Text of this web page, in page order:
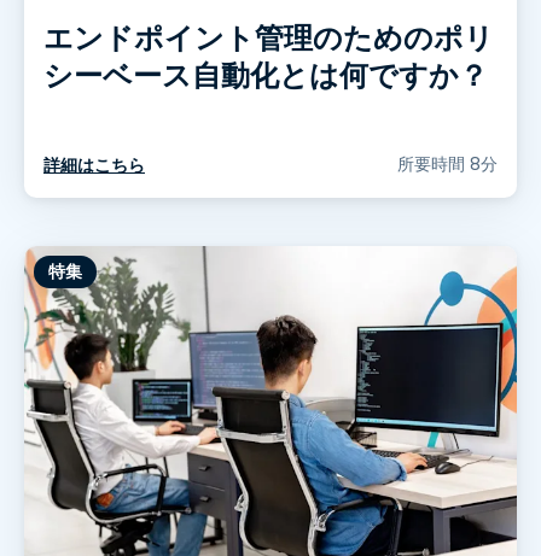
エンドポイント管理のためのポリ
シーベース自動化とは何ですか？
詳細はこちら 所要時間 8分
特集